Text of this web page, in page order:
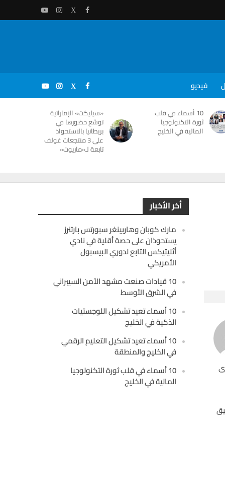
فيديو
10 أسماء في قلب
ثورة التكنولوجيا
المالية في الخليج
«سيليكت» الإماراتية
توسّع حضورها في
بريطانيا بالاستحواذ
على 3 منتجعات غولف
تابعة لـ«ماريوت»
أخر الأخبار
مارك كوبان وهاربينغر سبورتس بارتنرز
يستحوذان على حصة أقلية في نادي
أثليتيكس التابع لدوري البيسبول
الأمريكي
10 قيادات صنعت مشهد الأمن السيبراني
في الشرق الأوسط
10 أسماء تعيد تشكيل اللوجستيات
الذكية في الخليج
10 أسماء تعيد تشكيل التعليم الرقمي
في الخليج والمنطقة
10 أسماء في قلب ثورة التكنولوجيا
المالية في الخليج